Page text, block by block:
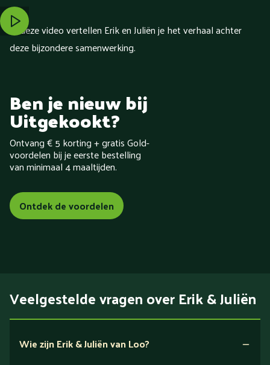
In deze video vertellen Erik en Juliën je het verhaal achter
deze bijzondere samenwerking.
Ben je nieuw bij
Uitgekookt?
Ontvang € 5 korting + gratis Gold-
voordelen bij je eerste bestelling
van minimaal 4 maaltijden.
Ontdek de voordelen
Veelgestelde vragen over Erik & Juliën
Wie zijn Erik & Juliën van Loo?